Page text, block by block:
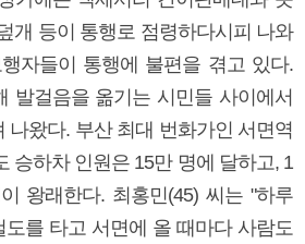
개 등이 통행로 점령하다시피 나와
자들이 통행에 불편을 겪고 있다.
발걸음을 옮기는 시민들 사이에서
나왔다. 부산 최대 번화가인 서면역
승하차 인원은 15만 명에 달하고, 1
왕래한다. 최홍민(45) 씨는 "하루
를 타고 서면에 올 때마다 사람도